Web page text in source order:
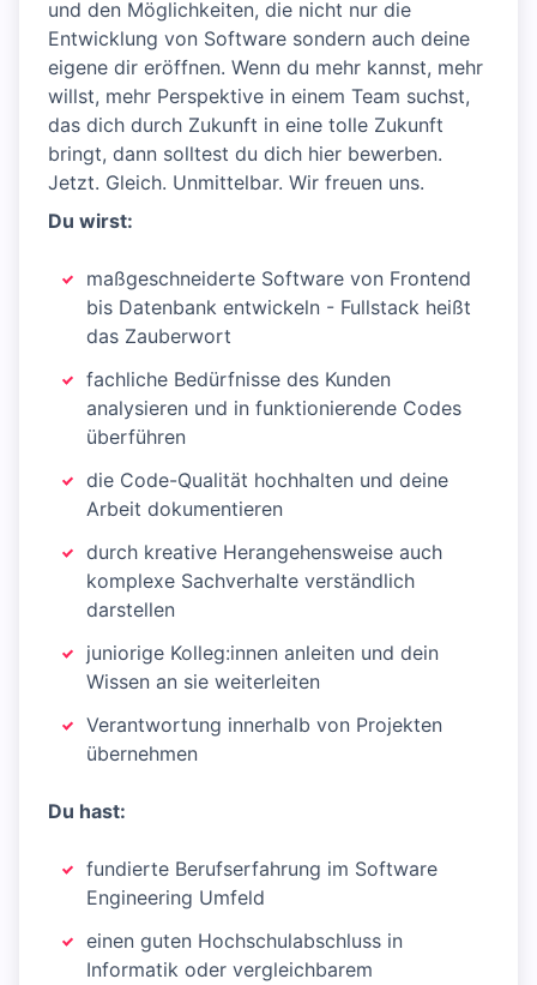
und den Möglichkeiten, die nicht nur die
Entwicklung von Software sondern auch deine
eigene dir eröffnen. Wenn du mehr kannst, mehr
willst, mehr Perspektive in einem Team suchst,
das dich durch Zukunft in eine tolle Zukunft
bringt, dann solltest du dich hier bewerben.
Jetzt. Gleich. Unmittelbar. Wir freuen uns.
Du wirst:
maßgeschneiderte Software von Frontend
bis Datenbank entwickeln - Fullstack heißt
das Zauberwort
fachliche Bedürfnisse des Kunden
analysieren und in funktionierende Codes
überführen
die Code-Qualität hochhalten und deine
Arbeit dokumentieren
durch kreative Herangehensweise auch
komplexe Sachverhalte verständlich
darstellen
juniorige Kolleg:innen anleiten und dein
Wissen an sie weiterleiten
Verantwortung innerhalb von Projekten
übernehmen
Du hast:
fundierte Berufserfahrung im Software
Engineering Umfeld
einen guten Hochschulabschluss in
Informatik oder vergleichbarem